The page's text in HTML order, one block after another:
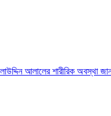
আলালের শারীরিক অবস্থা